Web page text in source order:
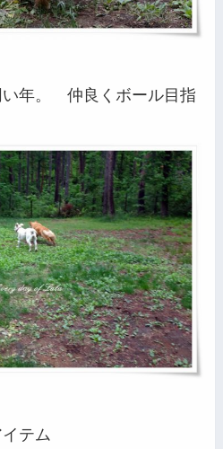
い年。 仲良くボール目指
テム